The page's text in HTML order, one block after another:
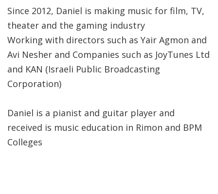
Since 2012, Daniel is making music for film, TV,
theater and the gaming industry
Working with directors such as Yair Agmon and
Avi Nesher and Companies such as JoyTunes Ltd
and KAN (Israeli Public Broadcasting
Corporation)
Daniel is a pianist and guitar player and
received is music education in Rimon and BPM
Colleges